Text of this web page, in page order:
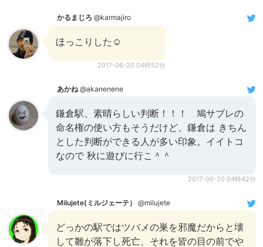
かるまじろ @karmajiro
ほっこりした☺️
2017-06-20 04時52分
あかね@akanenene
鎌倉駅、素晴らしい判断！！！ 鳩サブレの
命名権の使い方もそうだけど、鎌倉は きちん
とした判断ができる人が多い印象。イイトコ
なので 秋に遊びに行こ＾＾
2017-06-20 04時42分
Milujete(ミルジェーテ） @milujete
どっかの駅ではツバメの巣を邪魔だからと壊
して雛が落下し死亡、それを皆の目の前でや